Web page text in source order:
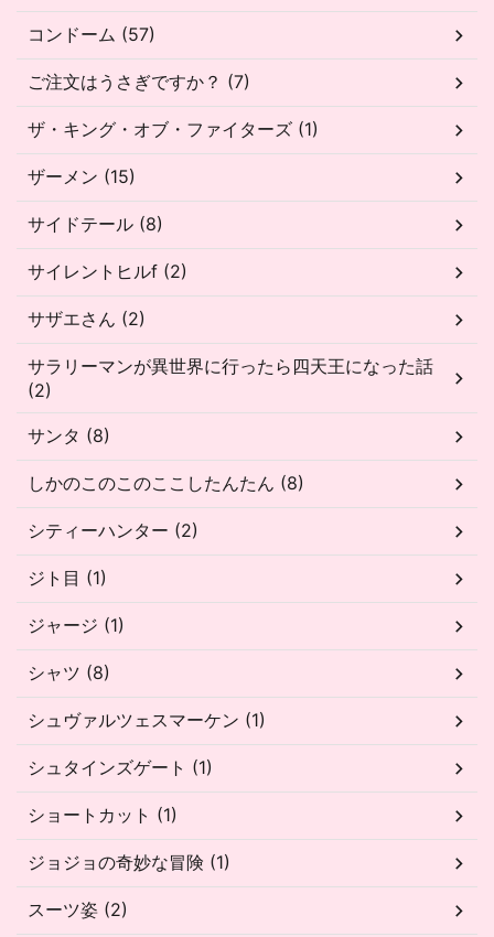
コンドーム (57)
ご注文はうさぎですか？ (7)
ザ・キング・オブ・ファイターズ (1)
ザーメン (15)
サイドテール (8)
サイレントヒルf (2)
サザエさん (2)
サラリーマンが異世界に行ったら四天王になった話
(2)
サンタ (8)
しかのこのこのここしたんたん (8)
シティーハンター (2)
ジト目 (1)
ジャージ (1)
シャツ (8)
シュヴァルツェスマーケン (1)
シュタインズゲート (1)
ショートカット (1)
ジョジョの奇妙な冒険 (1)
スーツ姿 (2)